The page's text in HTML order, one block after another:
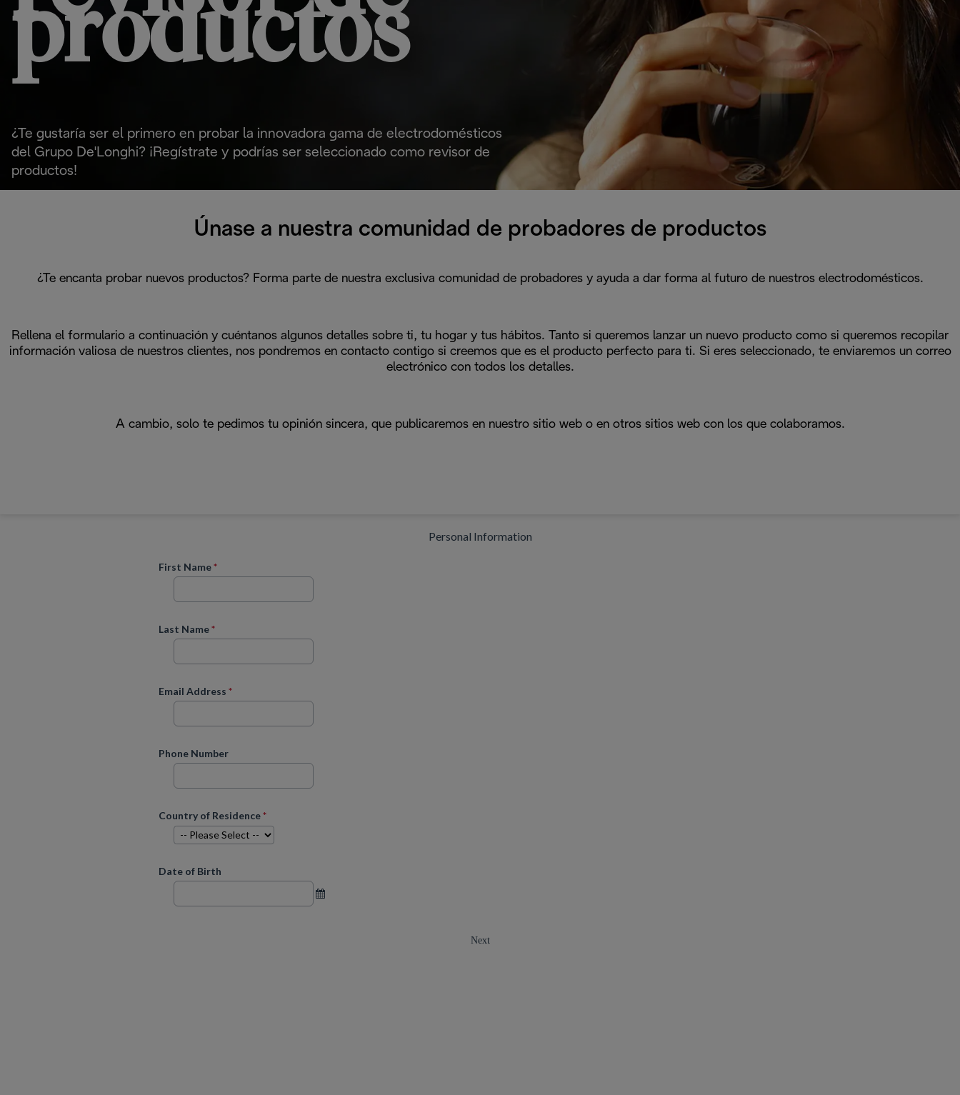
productos
¿Te gustaría ser el primero en probar la innovadora gama de electrodomésticos
del Grupo De'Longhi? ¡Regístrate y podrías ser seleccionado como revisor de
productos!
Únase a nuestra comunidad de probadores de productos
¿Te encanta probar nuevos productos? Forma parte de nuestra exclusiva comunidad de probadores y ayuda a dar forma al futuro de nuestros electrodomésticos.
Rellena el formulario a continuación y cuéntanos algunos detalles sobre ti, tu hogar y tus hábitos. Tanto si queremos lanzar un nuevo producto como si queremos recopilar
información valiosa de nuestros clientes, nos pondremos en contacto contigo si creemos que es el producto perfecto para ti. Si eres seleccionado, te enviaremos un correo
electrónico con todos los detalles.
A cambio, solo te pedimos tu opinión sincera, que publicaremos en nuestro sitio web o en otros sitios web con los que colaboramos.